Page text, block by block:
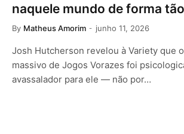
naquele mundo de forma
By Matheus Amorim junho 11, 2026
Josh Hutcherson revelou à Variety que
massivo de Jogos Vorazes foi
avassalador para ele — não por…